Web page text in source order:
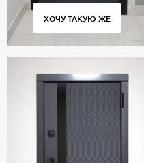
ХОЧУ ТАКУЮ ЖЕ